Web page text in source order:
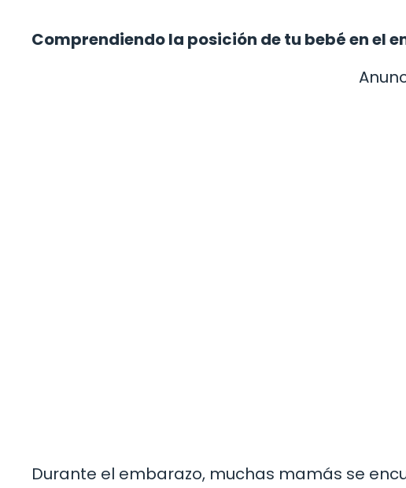
Comprendiendo la posición de tu bebé en el
Durante el embarazo, muchas mamás se